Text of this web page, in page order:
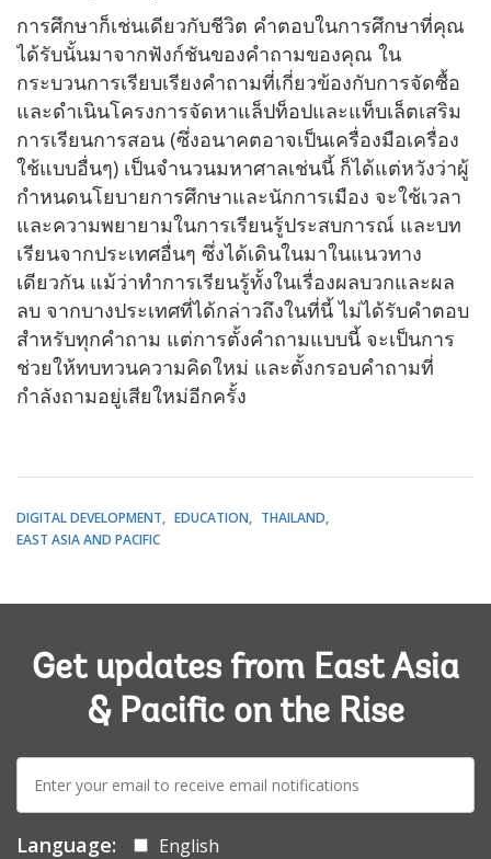
การศึกษาก็เช่นเดียวกับชีวิต คำตอบในการศึกษาที่คุณ
ได้รับนั้นมาจากฟังก์ชันของคำถามของคุณ ใน
กระบวนการเรียบเรียงคำถามที่เกี่ยวข้องกับการจัดซื้อ
และดำเนินโครงการจัดหาแล็ปท็อปและแท็บเล็ตเสริม
การเรียนการสอน (ซึ่งอนาคตอาจเป็นเครื่องมือเครื่อง
ใช้แบบอื่นๆ) เป็นจำนวนมหาศาลเช่นนี้ ก็ได้แต่หวังว่าผู้
กำหนดนโยบายการศึกษาและนักการเมือง จะใช้เวลา
และความพยายามในการเรียนรู้ประสบการณ์ และบท
เรียนจากประเทศอื่นๆ ซึ่งได้เดินในมาในแนวทาง
เดียวกัน แม้ว่าทำการเรียนรู้ทั้งในเรื่องผลบวกและผล
ลบ จากบางประเทศที่ได้กล่าวถึงในที่นี้ ไม่ได้รับคำตอบ
สำหรับทุกคำถาม แต่การตั้งคำถามแบบนี้ จะเป็นการ
ช่วยให้ทบทวนความคิดใหม่ และตั้งกรอบคำถามที่
กำลังถามอยู่เสียใหม่อีกครั้ง
DIGITAL DEVELOPMENT EDUCATION
THAILAND
EAST ASIA AND PACIFIC
Get updates from East Asia
& Pacific on the Rise
E-
mail:
Language:
English